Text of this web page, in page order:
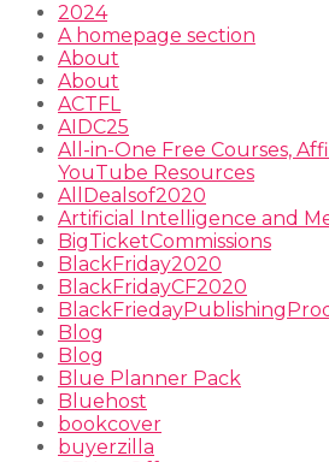
2024
A homepage section
About
About
ACTFL
AIDC25
All-in-One Free Courses,
YouTube Resources
AllDealsof2020
Artificial Intelligence and
BigTicketCommissions
BlackFriday2020
BlackFridayCF2020
Blog
Blog
Blue Planner Pack
Bluehost
bookcover
buyerzilla